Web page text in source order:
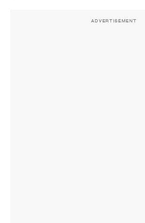
ADVERTISEMENT